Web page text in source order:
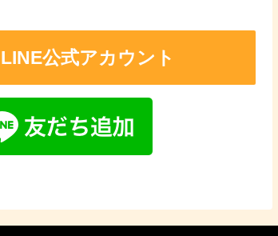
LINE公式アカウント